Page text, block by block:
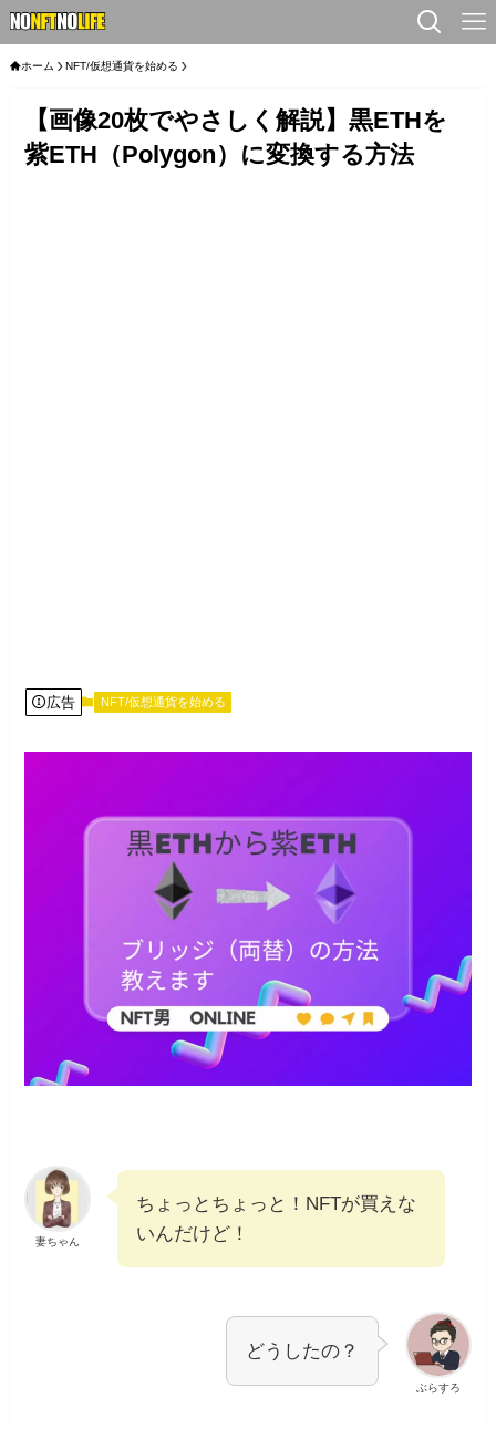
ホーム NFT/仮想通貨を始める
【画像20枚でやさしく解説】黒ETHを
紫ETH（Polygon）に変換する方法
広告 NFT/仮想通貨を始める
妻ちゃん
ちょっとちょっと！NFTが買えな
いんだけど！
ぶらすろ
どうしたの？